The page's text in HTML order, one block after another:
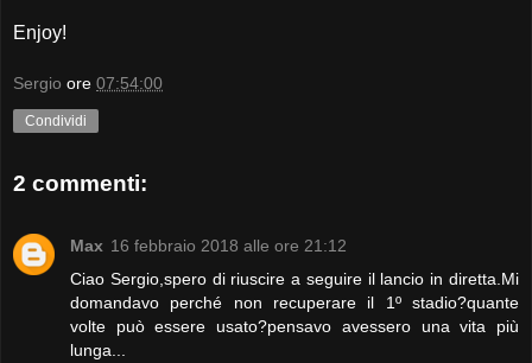
Enjoy!
Sergio ore 07:54:00
Condividi
2 commenti:
Max 16 febbraio 2018 alle ore 21:12
Ciao Sergio,spero di riuscire a seguire il lancio in diretta.Mi
domandavo perché non recuperare il 1º stadio?quante
volte può essere usato?pensavo avessero una vita più
lunga...